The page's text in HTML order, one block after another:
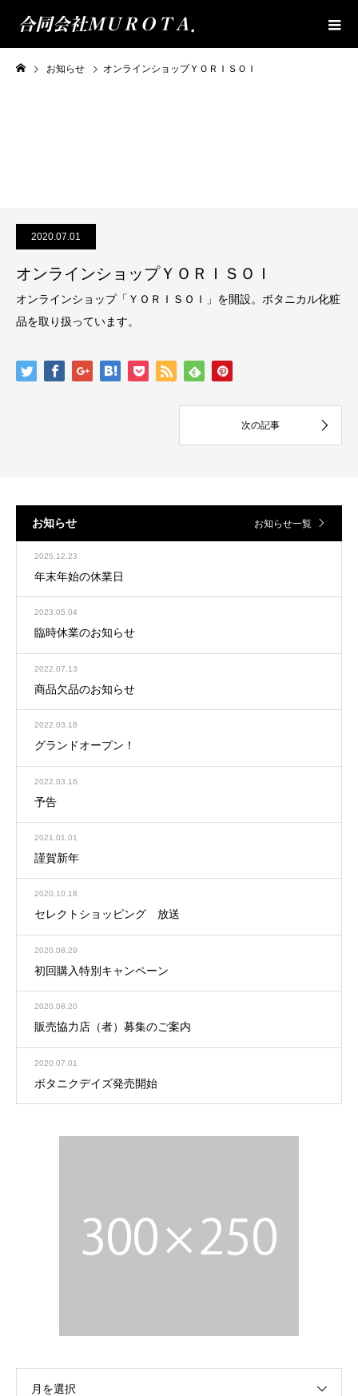
お知らせ オンラインショップＹＯＲＩＳＯＩ
2020.07.01
オンラインショップＹＯＲＩＳＯＩ
オンラインショップ「ＹＯＲＩＳＯＩ」を開設。ボタニカル化粧
品を取り扱っています。
お知らせ お知らせ一覧
2025.12.23
年末年始の休業日
2023.05.04
臨時休業のお知らせ
2022.07.13
商品欠品のお知らせ
2022.03.18
グランドオープン！
2022.03.16
予告
2021.01.01
謹賀新年
2020.10.18
セレクトショッピング 放送
2020.08.29
初回購入特別キャンペーン
2020.08.20
販売協力店（者）募集のご案内
2020.07.01
ボタニクデイズ発売開始
月を選択